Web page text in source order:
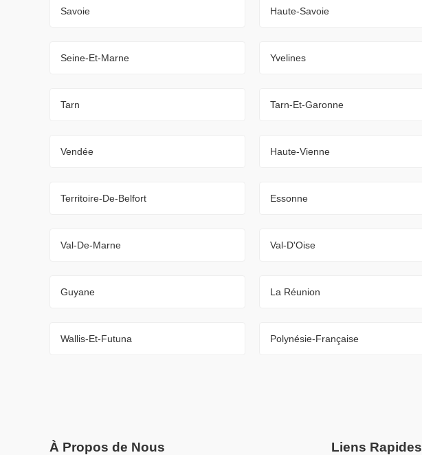
Savoie Haute-Savoie
Seine-Et-Marne Yvelines
Tarn Tarn-Et-Garonne
Vendée Haute-Vienne
Territoire-De-Belfort Essonne
Val-De-Marne Val-D'Oise
Guyane La Réunion
Wallis-Et-Futuna Polynésie-Française
À Propos de Nous Liens Rapides